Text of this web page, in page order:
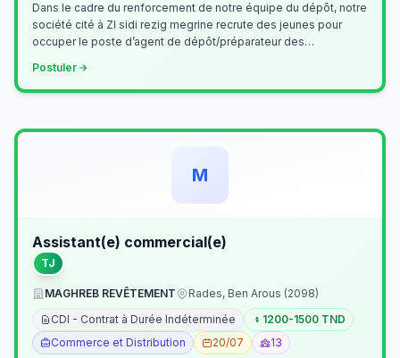
Dans le cadre du renforcement de notre équipe du dépôt, notre
société cité à ZI sidi rezig megrine recrute des jeunes pour
occuper le poste d’agent de dépôt/préparateur des
Postuler
M
Assistant(e) commercial(e)
TJ
MAGHREB REVÊTEMENT
Rades, Ben Arous (2098)
CDI - Contrat à Durée Indéterminée
1200-1500 TND
Commerce et Distribution
20/07 13